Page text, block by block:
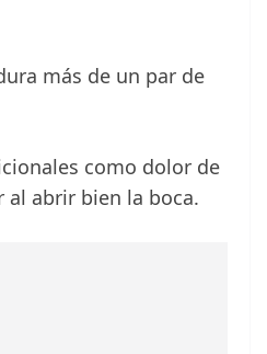
más de un par de
como dolor de
abrir bien la boca.